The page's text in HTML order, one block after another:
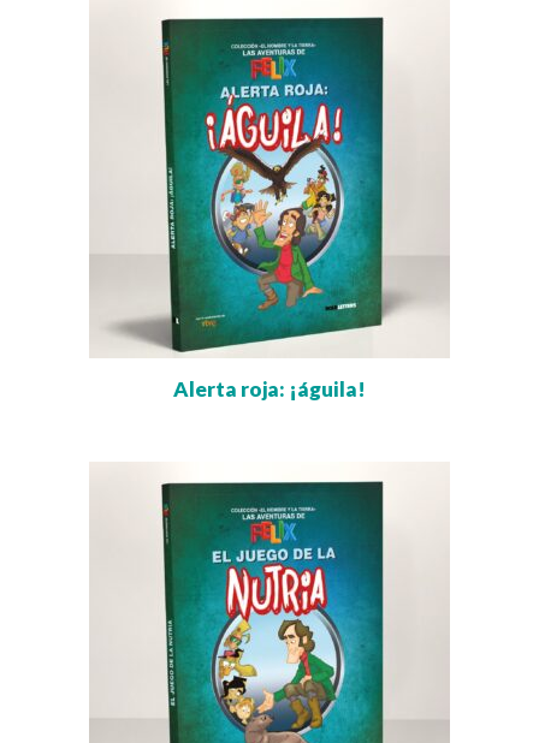
Alerta roja: ¡águila!